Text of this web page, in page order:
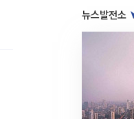
뉴스발전소